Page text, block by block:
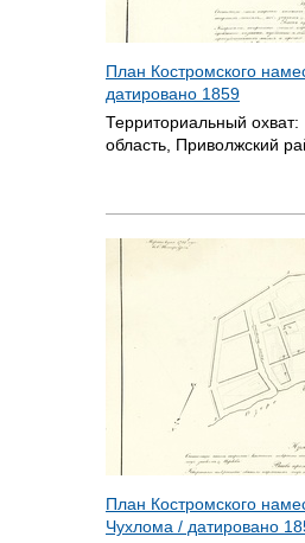
План Костромского
датировано 1859
Территориальный охват:
область, Приволжский
План Костромского
Чухлома / датировано